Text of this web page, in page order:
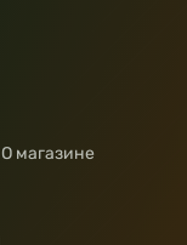
О магазине